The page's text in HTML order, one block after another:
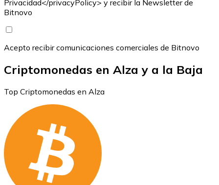
Privacidad</privacyPolicy> y recibir la Newsletter de
Bitnovo
Acepto recibir comunicaciones comerciales de Bitnovo
Criptomonedas en Alza y a la Baja
Top Criptomonedas en Alza